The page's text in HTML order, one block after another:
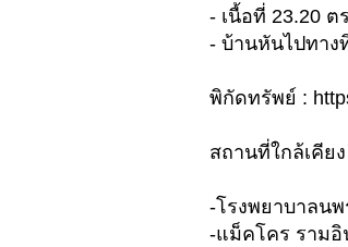
- เนื้อที่ 23.20
- บ้านหันไปทาง
พิกัดทรัพย์ :
สถานที่ใกล้เคียง
-โรงพยาบาลน
-แม็คโคร รามอิ